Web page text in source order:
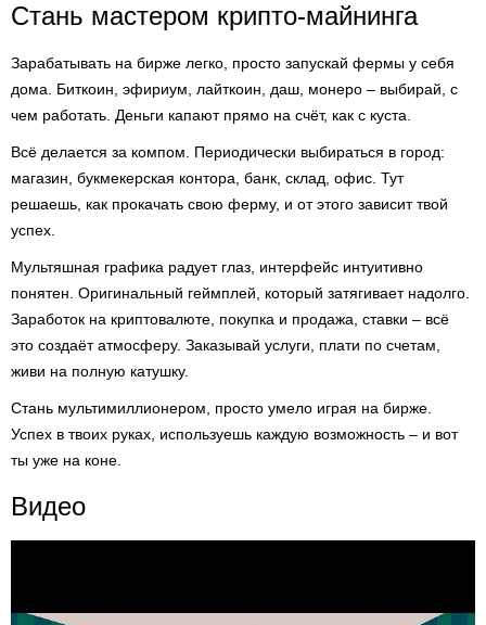
Стань мастером крипто-майнинга
Зарабатывать на бирже легко, просто запускай фермы у себя
дома. Биткоин, эфириум, лайткоин, даш, монеро – выбирай, с
чем работать. Деньги капают прямо на счёт, как с куста.
Всё делается за компом. Периодически выбираться в город:
магазин, букмекерская контора, банк, склад, офис. Тут
решаешь, как прокачать свою ферму, и от этого зависит твой
успех.
Мультяшная графика радует глаз, интерфейс интуитивно
понятен. Оригинальный геймплей, который затягивает надолго.
Заработок на криптовалюте, покупка и продажа, ставки – всё
это создаёт атмосферу. Заказывай услуги, плати по счетам,
живи на полную катушку.
Стань мультимиллионером, просто умело играя на бирже.
Успех в твоих руках, используешь каждую возможность – и вот
ты уже на коне.
Видео